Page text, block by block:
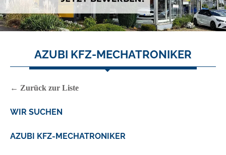
AZUBI KFZ-MECHATRONIKER
← Zurück zur Liste
WIR SUCHEN
AZUBI KFZ-MECHATRONIKER